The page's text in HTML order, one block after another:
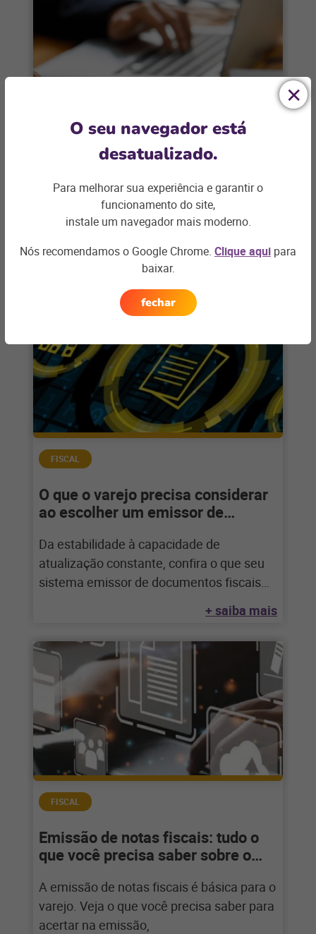
6 funcionalidades essenciais no
tributária
Escalável, monitorável e seguro são
alguns dos fatores que você deve buscar
tributária
FISCAL
O que o varejo precisa considerar
ao escolher um emissor de
Da estabilidade à capacidade de
atualização constante, confira o que seu
sistema emissor de documentos fiscais
+ saiba mais
FISCAL
Emissão de notas fiscais: tudo o
que você precisa saber sobre o
A emissão de notas fiscais é básica para o
varejo. Veja o que você precisa saber para
acertar na emissão,
O seu navegador está
desatualizado.
Para melhorar sua experiência e garantir o
funcionamento do site,
instale um navegador mais moderno.
Nós recomendamos o Google Chrome. Clique aqui para
baixar.
fechar